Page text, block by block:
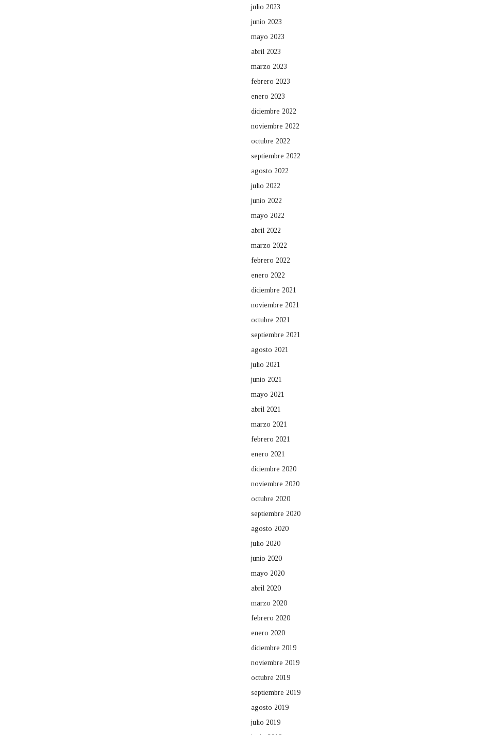
julio 2023
junio 2023
mayo 2023
abril 2023
marzo 2023
febrero 2023
enero 2023
diciembre 2022
noviembre 2022
octubre 2022
septiembre 2022
agosto 2022
julio 2022
junio 2022
mayo 2022
abril 2022
marzo 2022
febrero 2022
enero 2022
diciembre 2021
noviembre 2021
octubre 2021
septiembre 2021
agosto 2021
julio 2021
junio 2021
mayo 2021
abril 2021
marzo 2021
febrero 2021
enero 2021
diciembre 2020
noviembre 2020
octubre 2020
septiembre 2020
agosto 2020
julio 2020
junio 2020
mayo 2020
abril 2020
marzo 2020
febrero 2020
enero 2020
diciembre 2019
noviembre 2019
octubre 2019
septiembre 2019
agosto 2019
julio 2019